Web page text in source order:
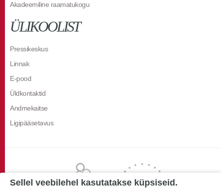
Akadeemiline raamatukogu
ÜLIKOOLIST
Pressikeskus
Linnak
E-pood
Üldkontaktid
Andmekaitse
Ligipääsetavus
Sellel veebilehel kasutatakse küpsiseid.